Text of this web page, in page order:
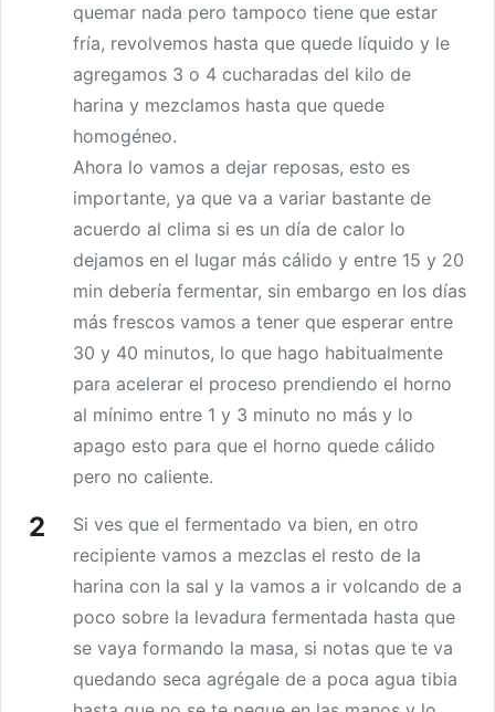
quemar nada pero tampoco tiene que estar
fría, revolvemos hasta que quede líquido y le
agregamos 3 o 4 cucharadas del kilo de
harina y mezclamos hasta que quede
homogéneo.
Ahora lo vamos a dejar reposas, esto es
importante, ya que va a variar bastante de
acuerdo al clima si es un día de calor lo
dejamos en el lugar más cálido y entre 15 y 20
min debería fermentar, sin embargo en los días
más frescos vamos a tener que esperar entre
30 y 40 minutos, lo que hago habitualmente
para acelerar el proceso prendiendo el horno
al mínimo entre 1 y 3 minuto no más y lo
apago esto para que el horno quede cálido
pero no caliente.
Si ves que el fermentado va bien, en otro
recipiente vamos a mezclas el resto de la
harina con la sal y la vamos a ir volcando de a
poco sobre la levadura fermentada hasta que
se vaya formando la masa, si notas que te va
quedando seca agrégale de a poca agua tibia